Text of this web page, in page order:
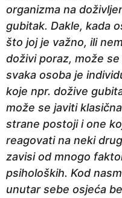
organizma na
gubitak. Dakle, kada
što joj je važno, ili
doživi poraz, može
svaka osoba je
koje npr. dožive
može se javiti
strane postoji i one
reagovati na neki
zavisi od mnogo
psiholoških. Kod
unutar sebe osjeća